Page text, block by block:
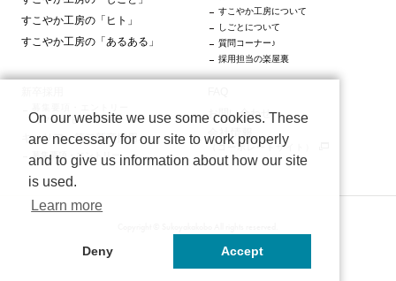
すこやか工房の「ヒト」
すこやか工房の「あるある」
すこやか工房について
しごとについて
質問コーナー♪
採用担当の楽屋裏
（マイナビ）
キャリア・第二新卒採用
募集要項・エントリー
お問い合わせ
会社情報
（コーポレートサイト）
On our website we use some cookies. These
are necessary for our site to work properly
and to give us information about how our site
is used.
Learn more
Deny Accept